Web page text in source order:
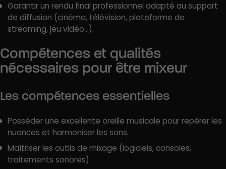
Garantir un rendu final professionnel adapté au support
de diffusion (cinéma, télévision, plateforme de
streaming, jeu vidéo…).
Compétences et qualités
nécessaires pour être mixeur
Les compétences essentielles
Posséder une excellente oreille musicale pour repérer les
nuances et harmoniser les sons.
Maîtriser les outils de mixage (logiciels, consoles,
traitements sonores).